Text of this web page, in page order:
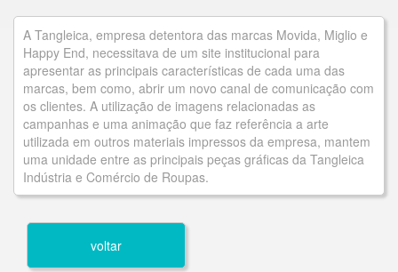
A Tangleica, empresa detentora das marcas Movida, Miglio e
Happy End, necessitava de um site institucional para
apresentar as principais características de cada uma das
marcas, bem como, abrir um novo canal de comunicação com
os clientes. A utilização de imagens relacionadas as
campanhas e uma animação que faz referência a arte
utilizada em outros materiais impressos da empresa, mantem
uma unidade entre as principais peças gráficas da Tangleica
Indústria e Comércio de Roupas.
voltar